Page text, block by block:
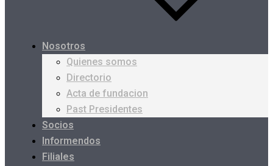
Nosotros
Quienes somos
Directorio
Acta de fundacion
Past Presidentes
Socios
Informendos
Filiales